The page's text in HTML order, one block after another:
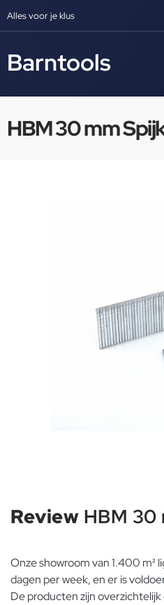
Alles voor je klus
Barntools
HBM 30 mm
Review HBM 30
Onze showroom van 1.400 m²
dagen per week, en er is
De producten zijn